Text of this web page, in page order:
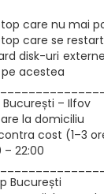
care nu mai
care se
disk-uri
acestea
– Ilfov
la domiciliu
cost (1–3
– 22:00
București